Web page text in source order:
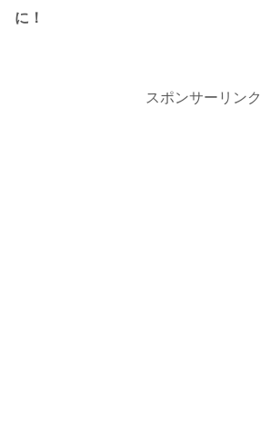
に！
スポンサーリンク